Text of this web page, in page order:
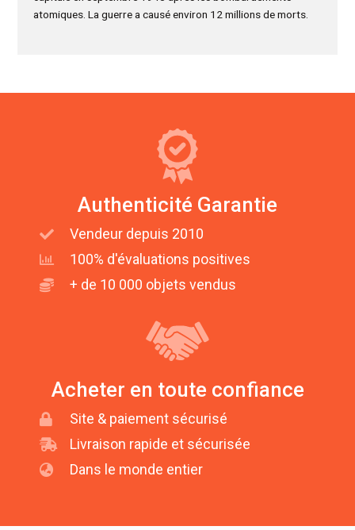
atomiques. La guerre a causé environ 12 millions de morts.
Authenticité Garantie
Vendeur depuis 2010
100% d'évaluations positives
+ de 10 000 objets vendus
Acheter en toute confiance
Site & paiement sécurisé
Livraison rapide et sécurisée
Dans le monde entier